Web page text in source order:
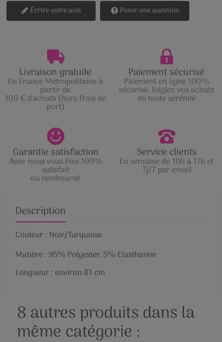
Écrire votre avis Poser une question
Livraison gratuite
En France Métropolitaine à
partir de
100 € d'achats (hors frais de
port)
Paiement sécurisé
Paiement en ligne 100%
sécurisé. Réglez vos achats
en toute sérénité
Garantie satisfaction
Avec nous vous êtes 100%
satisfait
ou remboursé
Service clients
En semaine de 10h à 17h et
7j/7 par email
Description
Couleur : Noir/Turquoise
Matière : 95% Polyester, 5% Elasthanne
Longueur : environ 81 cm
8 autres produits dans la
même catégorie :